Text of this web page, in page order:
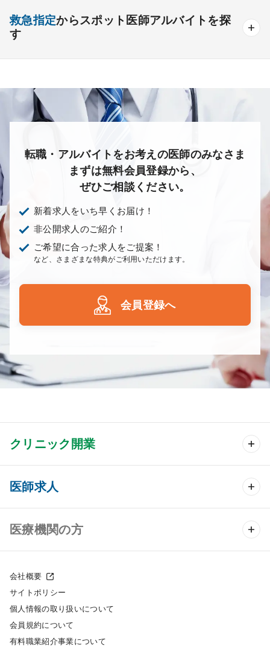
心療内科 泌尿器科 眼科 耳鼻咽喉科
皮膚科 麻酔科 リハビリテーション科
未経験歓迎
療養＋精神
救急指定からスポット医師アルバイトを探
す
転職・アルバイトをお考えの医師のみなさま
まずは無料会員登録から、
ぜひご相談ください。
新着求人をいち早くお届け！
非公開求人のご紹介！
ご希望に合った求人をご提案！
など、さまざまな特典がご利用いただけます。
会員登録へ
クリニック開業
クリニック開業 TOP
クリニック物件検索
クリニックの開業スタイル
クリニック開業までの流れ
開業支援事例
医師求人
医師求人 TOP
常勤求人検索
非常勤求人検索
スポット求人検索
医療機関の方
採用をお考えの医療機関の方
会社概要
サイトポリシー
個人情報の取り扱いについて
会員規約について
有料職業紹介事業について